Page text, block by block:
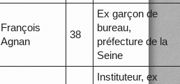
François
Agnan
38
Ex garçon de
bureau,
préfecture de la
Seine
Instituteur, ex